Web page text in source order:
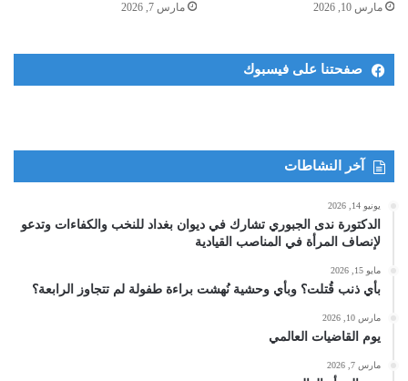
مارس 10, 2026 مارس 7, 2026
صفحتنا على فيسبوك
آخر النشاطات
يونيو 14, 2026
الدكتورة ندى الجبوري تشارك في ديوان بغداد للنخب والكفاءات وتدعو
لإنصاف المرأة في المناصب القيادية
مايو 15, 2026
بأي ذنب قُتلت؟ وبأي وحشية نُهشت براءة طفولة لم تتجاوز الرابعة؟
مارس 10, 2026
يوم القاضيات العالمي
مارس 7, 2026